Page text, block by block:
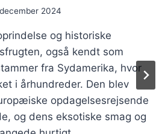
2024
og historiske
også kendt som
fra Sydamerika, hvor
i århundreder. Den blev
opdagelsesrejsende
og dens eksotiske smag og